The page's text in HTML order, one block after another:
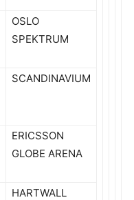
OSLO
SPEKTRUM
SCANDINAVIUM
ERICSSON
GLOBE ARENA
HARTWALL